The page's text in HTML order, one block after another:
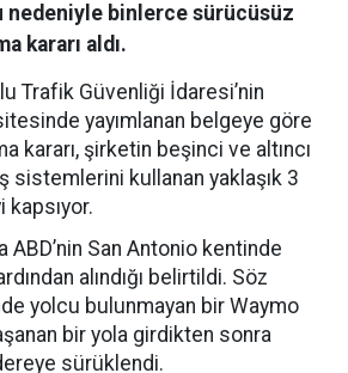
nedeniyle binlerce sürücüsüz
kararı aldı.
Trafik Güvenliği İdaresi’nin
yayımlanan belgeye göre
kararı, şirketin beşinci ve altıncı
sistemlerini kullanan yaklaşık 3
ABD’nin San Antonio kentinde
alındığı belirtildi. Söz
yolcu bulunmayan bir Waymo
bir yola girdikten sonra
sürüklendi.